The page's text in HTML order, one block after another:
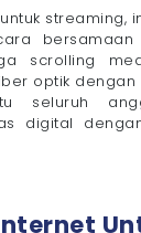
test tinggi?
internet murah
rumah?
sebaiknya
internet fiber
untuk
streaming,
scrolling
optik
seluruh
digital